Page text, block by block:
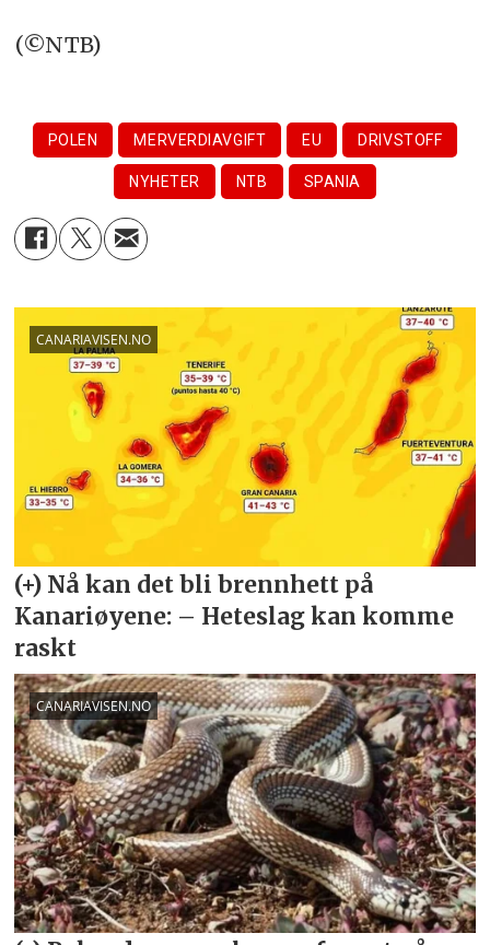
(©NTB)
POLEN MERVERDIAVGIFT EU DRIVSTOFF
NYHETER NTB SPANIA